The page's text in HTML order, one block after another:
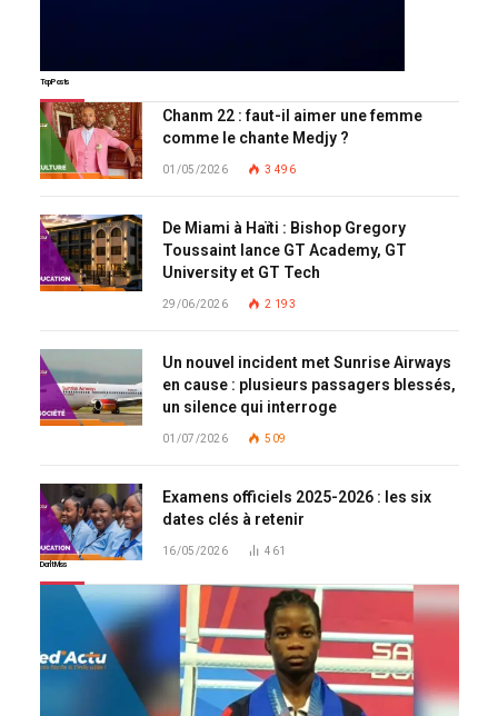
Top Posts
Chanm 22 : faut-il aimer une femme
comme le chante Medjy ?
01/05/2026 3 496
De Miami à Haïti : Bishop Gregory
Toussaint lance GT Academy, GT
University et GT Tech
29/06/2026 2 193
Un nouvel incident met Sunrise Airways
en cause : plusieurs passagers blessés,
un silence qui interroge
01/07/2026 509
Examens officiels 2025-2026 : les six
dates clés à retenir
16/05/2026 461
Don't Miss